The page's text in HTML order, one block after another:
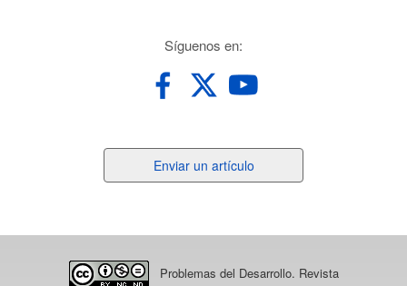
Síguenos en:
un
Enviar un artículo
Problemas del Desarrollo. Revista